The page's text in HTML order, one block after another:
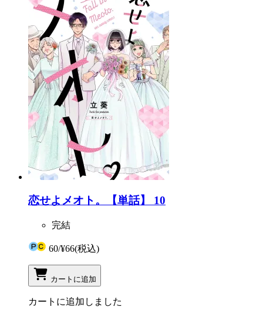
恋せよメオト。【単話】 10
完結
60/¥66(税込)
カートに追加
カートに追加しました